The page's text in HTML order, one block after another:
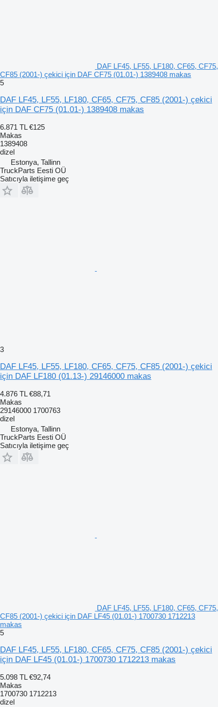
DAF LF45, LF55, LF180, CF65, CF75,
CF85 (2001-) çekici için DAF CF75 (01.01-) 1389408 makas
5
DAF LF45, LF55, LF180, CF65, CF75, CF85 (2001-) çekici
için DAF CF75 (01.01-) 1389408 makas
6.871 TL €125
Makas
1389408
dizel
Estonya, Tallinn
TruckParts Eesti OÜ
Satıcıyla iletişime geç
3
DAF LF45, LF55, LF180, CF65, CF75, CF85 (2001-) çekici
için DAF LF180 (01.13-) 29146000 makas
4.876 TL €88,71
Makas
29146000 1700763
dizel
Estonya, Tallinn
TruckParts Eesti OÜ
Satıcıyla iletişime geç
DAF LF45, LF55, LF180, CF65, CF75,
CF85 (2001-) çekici için DAF LF45 (01.01-) 1700730 1712213
makas
5
DAF LF45, LF55, LF180, CF65, CF75, CF85 (2001-) çekici
için DAF LF45 (01.01-) 1700730 1712213 makas
5.098 TL €92,74
Makas
1700730 1712213
dizel